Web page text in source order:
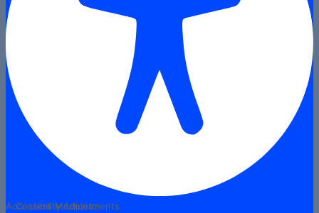
Accessibility Adjustments
Content Modules